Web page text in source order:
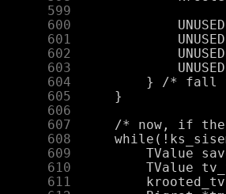
    599
    600
    601
    602
    603
    604
    605
    606
    607
    608
    609
    610
    611